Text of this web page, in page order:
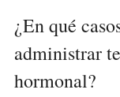
¿En qué
administrar
hormonal?